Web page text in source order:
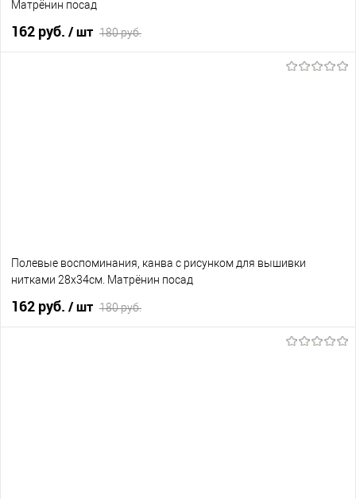
Матрёнин посад
162 руб. / шт 180 руб.
Полевые воспоминания, канва с рисунком для вышивки
нитками 28х34см. Матрёнин посад
162 руб. / шт 180 руб.